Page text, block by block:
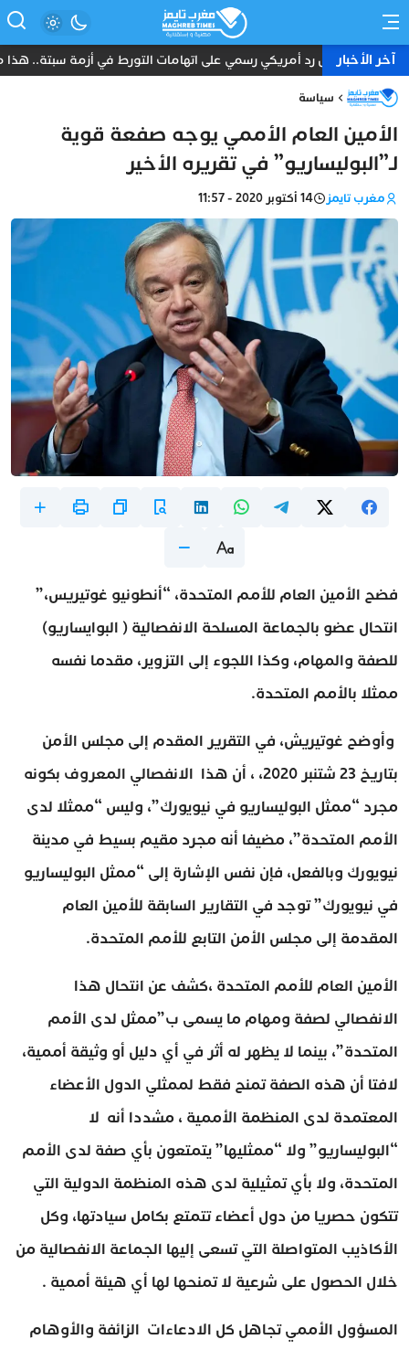
آخر الأخبارأول رد أمريكي رسمي على اتهامات التورط في أزمة سبتة.. هذا ما
سياسة
الأمين العام الأممي يوجه صفعة قوية
لـ”البوليساريو” في تقريره الأخير
مغرب تايمز 14 أكتوبر 2020 - 11:57
فضح الأمين العام للأمم المتحدة، “أنطونيو غوتيريس،”
انتحال عضو بالجماعة المسلحة الانفصالية ( البوايساريو)
للصفة والمهام، وكذا اللجوء إلى التزوير، مقدما نفسه
ممثلا بالأمم المتحدة.
وأوضح غوتيريش، في التقرير المقدم إلى مجلس الأمن
بتاريخ 23 شتنبر 2020، ، أن هذا الانفصالي المعروف بكونه
مجرد “ممثل البوليساريو في نيويورك”، وليس “ممثلا لدى
الأمم المتحدة”، مضيفا أنه مجرد مقيم بسيط في مدينة
نيويورك وبالفعل، فإن نفس الإشارة إلى “ممثل البوليساريو
في نيويورك” توجد في التقارير السابقة للأمين العام
المقدمة إلى مجلس الأمن التابع للأمم المتحدة.
الأمين العام للأمم المتحدة ،كشف عن انتحال هذا
الانفصالي لصفة ومهام ما يسمى ب”ممثل لدى الأمم
المتحدة”، بينما لا يظهر له أثر في أي دليل أو وثيقة أممية،
لافتا أن هذه الصفة تمنح فقط لممثلي الدول الأعضاء
المعتمدة لدى المنظمة الأممية ، مشددا أنه لا
“البوليساريو” ولا “ممثليها” يتمتعون بأي صفة لدى الأمم
المتحدة، ولا بأي تمثيلية لدى هذه المنظمة الدولية التي
تتكون حصريا من دول أعضاء تتمتع بكامل سيادتها، وكل
الأكاذيب المتواصلة التي تسعى إليها الجماعة الانفصالية من
خلال الحصول على شرعية لا تمنحها لها أي هيئة أممية .
المسؤول الأممي تجاهل كل الادعاءات الزائفة والأوهام